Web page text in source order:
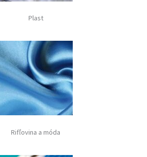
Plast
Rifľovina a móda